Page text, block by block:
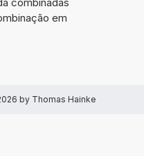
em
by Thomas Hainke